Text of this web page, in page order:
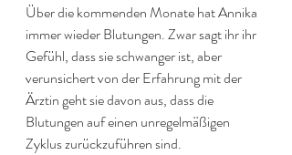
Über die kommenden Monate hat Annika
immer wieder Blutungen. Zwar sagt ihr ihr
Gefühl, dass sie schwanger ist, aber
verunsichert von der Erfahrung mit der
Ärztin geht sie davon aus, dass die
Blutungen auf einen unregelmäßigen
Zyklus zurückzuführen sind.